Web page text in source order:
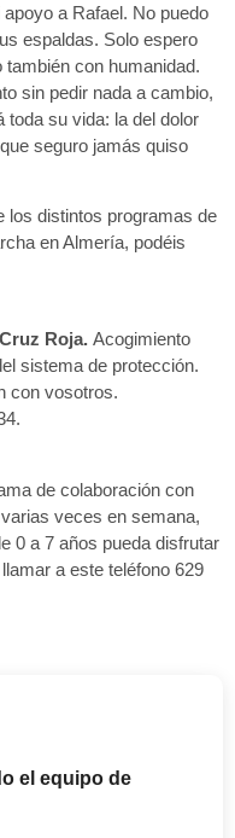
a Rafael. No puedo
espaldas. Solo espero
con humanidad.
sin pedir nada a cambio,
toda su vida: la del dolor
seguro jamás quiso
los distintos programas de
en Almería, podéis
Roja. Acogimiento
sistema de protección.
con vosotros.
de colaboración con
veces en semana,
0 a 7 años pueda disfrutar
a este teléfono 629
el equipo de